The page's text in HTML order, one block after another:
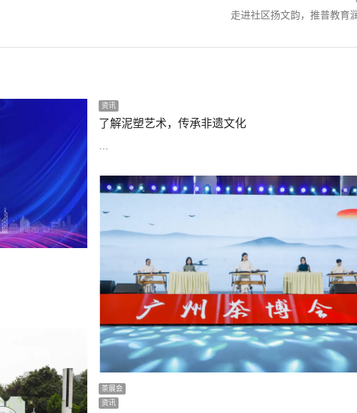
下一篇：
走进社区扬文韵，推普教育
资讯
了解泥塑艺术，传承非遗文化
茶展会
资讯